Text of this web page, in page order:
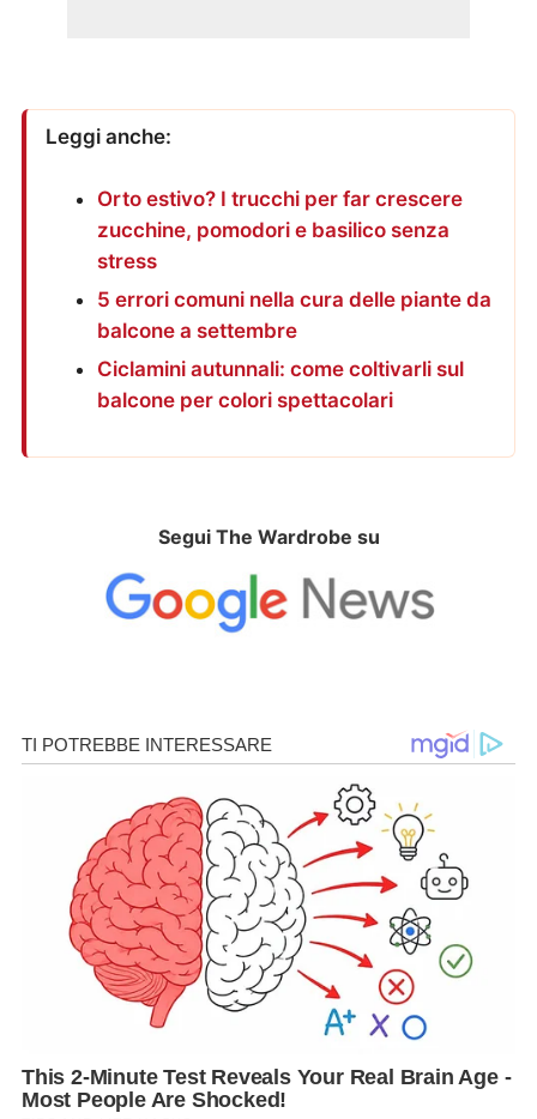
Leggi anche:
Orto estivo? I trucchi per far crescere
zucchine, pomodori e basilico senza
stress
5 errori comuni nella cura delle piante da
balcone a settembre
Ciclamini autunnali: come coltivarli sul
balcone per colori spettacolari
Segui The Wardrobe su